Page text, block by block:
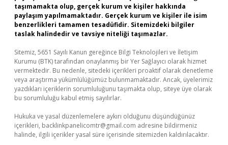
taşımamakta olup, gerçek kurum ve kişiler hakkında
paylaşım yapılmamaktadır. Gerçek kurum ve kişiler ile isim
benzerlikleri tamamen tesadüfidir. Sitemizdeki bilgiler
taslak halindedir ve tavsiye niteliği taşımazlar.
Sitemiz, 5651 Sayılı Kanun gereğince Bilgi Teknolojileri ve İletişim
Kurumu (BTK) tarafından onaylanmış bir Yer Sağlayıcı olarak hizmet
vermektedir. Bu nedenle, sitedeki içerikleri proaktif olarak denetleme
veya araştırma yükümlülüğümüz bulunmamaktadır. Ancak, üyelerimiz
yazdıkları içeriklerin sorumluluğunu taşımakta olup, siteye üye olarak
bu sorumluluğu kabul etmiş sayılırlar.
Hukuka ve yasal düzenlemelere aykırı olduğunu düşündüğünüz
içerikleri, backlinkpanelicomtr@gmail.com adresine bildirmeniz
halinde, ilgili içerikler yasal süre içerisinde sitemizden kaldırılacaktır.